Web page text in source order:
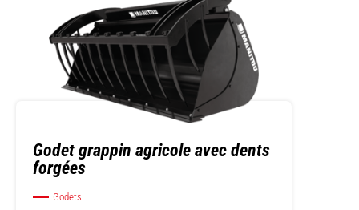
Godet grappin agricole avec dents
forgées
Godets